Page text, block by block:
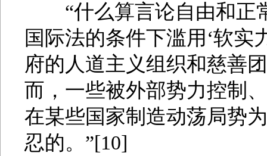
“什么算言论自由和正
国际法的条件下滥用‘软实
府的人道主义组织和慈善
而，一些被外部势力控制
在某些国家制造动荡局势
忍的。”[10]